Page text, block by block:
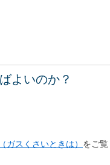
よいのか？
ガスくさいときは） をご覧